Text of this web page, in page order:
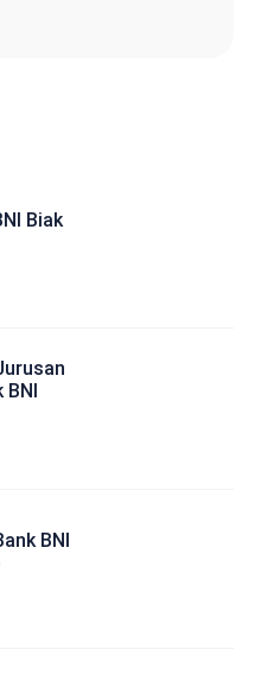
Biak
BNI